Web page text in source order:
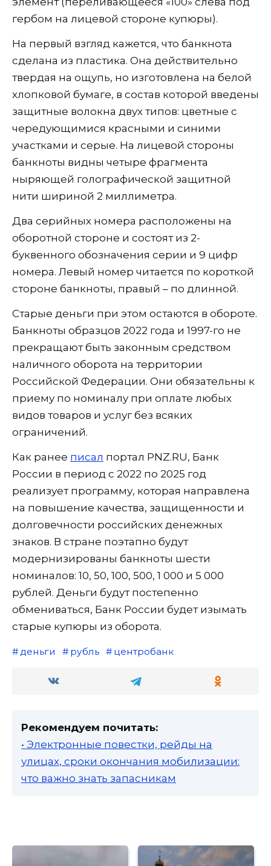
гербом на лицевой стороне купюры).
На первый взгляд кажется, что банкнота
сделана из пластика. Она действительно
твердая на ощупь, но изготовлена на белой
хлопковой бумаге, в состав которой введены
защитные волокна двух типов: цветные с
чередующимися красными и синими
участками и серые. На лицевой стороны
банкноты видны четыре фрагмента
ныряющей голографической защитной
нити шириной 2 миллиметра.
Два серийных номера расположены на
оборотной стороне и состоят из 2-
буквенного обозначения серии и 9 цифр
номера. Левый номер читается по короткой
стороне банкноты, правый – по длинной.
Старые деньги при этом остаются в обороте.
Банкноты образцов 2022 года и 1997-го не
прекращают быть законным средством
наличного оборота на территории
Российской Федерации. Они обязательны к
приему по номиналу при оплате любых
видов товаров и услуг без всяких
ограничений.
Как ранее писал портал PNZ.RU, Банк
России в период с 2022 по 2025 год
реализует программу, которая направлена
на повышение качества, защищенности и
долговечности российских денежных
знаков. В стране поэтапно будут
модернизированы банкноты шести
номиналов: 10, 50, 100, 500, 1 000 и 5 000
рублей. Деньги будут постепенно
обмениваться, Банк России будет изымать
старые купюры из оборота.
деньги рубль центробанк
Рекомендуем почитать:
• Электронные повестки, рейды на
улицах, сроки окончания мобилизации:
что важно знать запасникам